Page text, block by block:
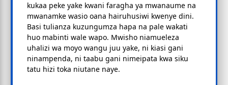
kukaa peke yake kwani faragha ya mwanaume na
mwanamke wasio oana hairuhusiwi kwenye dini.
Basi tulianza kuzungumza hapa na pale wakati
huo mabinti wale wapo. Mwisho niamueleza
uhalizi wa moyo wangu juu yake, ni kiasi gani
ninampenda, ni taabu gani nimeipata kwa siku
tatu hizi toka niutane naye.